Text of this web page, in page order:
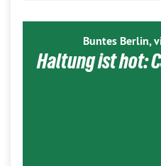
Buntes Berlin,
Haltung ist hot: